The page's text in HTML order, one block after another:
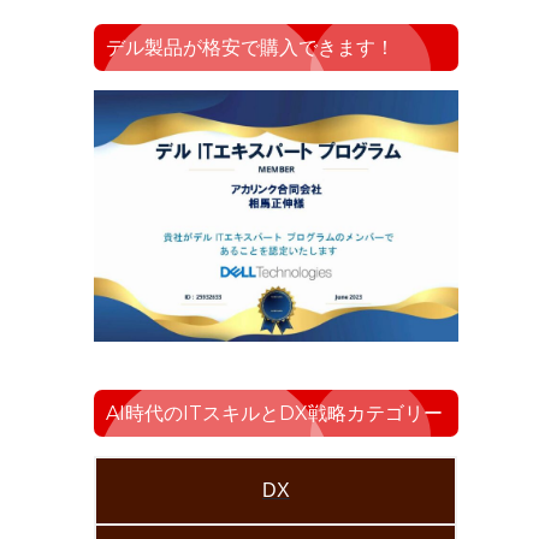
デル製品が格安で購入できます！
AI時代のITスキルとDX戦略カテゴリー
DX